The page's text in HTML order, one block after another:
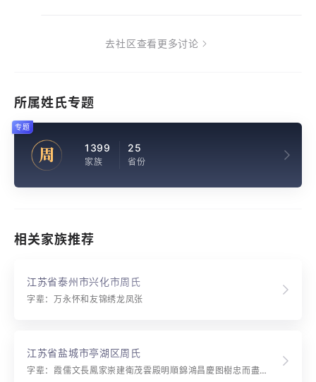
去社区查看更多讨论
所属姓氏专题
周 1399
家族
25
省份
专题
相关家族推荐
江苏省泰州市兴化市周氏
字辈：万永怀和友锦绣龙凤张
江苏省盐城市亭湖区周氏
字辈：霞儒文長鳳家崇建衛茂雲殿明順錦鴻昌慶图樹忠而盡命孰立起敬孝則順天守忠殉國